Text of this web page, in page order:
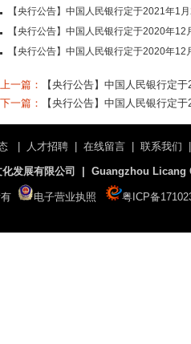
【央行公告】中国人民银行定于2021年1
【央行公告】中国人民银行定于2020年
【央行公告】中国人民银行定于2020年
上一篇：
【央行公告】中国人民银行定
下一篇：
【央行公告】中国人民银行定
人才招聘 |在线留言 |联系我们
化发展有限公司 | Guangzhou Licang
电子营业执照 粤ICP备